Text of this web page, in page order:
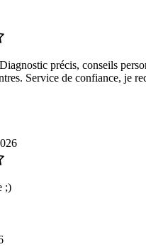
précis, conseils
Service de confiance, je
;)